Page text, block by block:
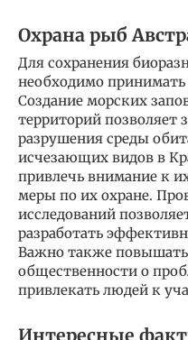
Охрана рыб
Для сохранения
необходимо
Создание морских
территорий позволяет
разрушения среды
исчезающих видов в
привлечь внимание к
меры по их охране.
исследований
разработать
Важно также повышать
общественности о
привлекать людей к
Интересные